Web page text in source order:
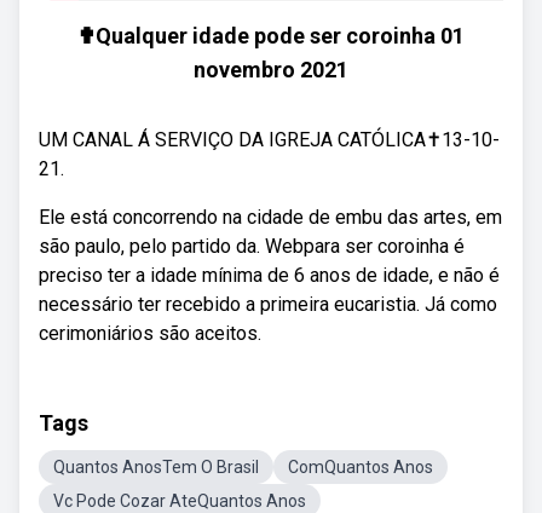
✟Qualquer idade pode ser coroinha 01
novembro 2021
UM CANAL Á SERVIÇO DA IGREJA CATÓLICA✝13-10-
21.
Ele está concorrendo na cidade de embu das artes, em
são paulo, pelo partido da. Webpara ser coroinha é
preciso ter a idade mínima de 6 anos de idade, e não é
necessário ter recebido a primeira eucaristia. Já como
cerimoniários são aceitos.
Tags
Quantos AnosTem O Brasil
ComQuantos Anos
Vc Pode Cozar AteQuantos Anos